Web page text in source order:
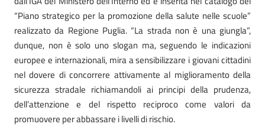
“Piano strategico per la promozione della salute nelle scuole”
realizzato da Regione Puglia. “La strada non è una giungla”,
dunque, non è solo uno slogan ma, seguendo le indicazioni
europee e internazionali, mira a sensibilizzare i giovani cittadini
nel dovere di concorrere attivamente al miglioramento della
sicurezza stradale richiamandoli ai principi della prudenza,
dell’attenzione e del rispetto reciproco come valori da
promuovere per abbassare i livelli di rischio.